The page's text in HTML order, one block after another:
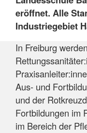
eröffnet. Alle
Industriegebiet
In Freiburg
Aus- und
und der
Fortbildungen im
im Bereich der